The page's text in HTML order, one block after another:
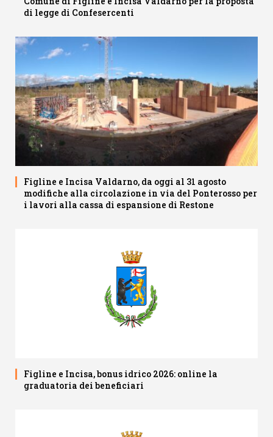
di legge di Confesercenti
Figline e Incisa Valdarno, da oggi al 31 agosto
modifiche alla circolazione in via del Ponterosso per
i lavori alla cassa di espansione di Restone
Figline e Incisa, bonus idrico 2026: online la
graduatoria dei beneficiari